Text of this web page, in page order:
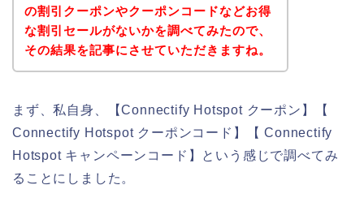
の割引クーポンやクーポンコードなどお得
な割引セールがないかを調べてみたので、
その結果を記事にさせていただきますね。
まず、私自身、【Connectify Hotspot クーポン】【
Connectify Hotspot クーポンコード】【 Connectify
Hotspot キャンペーンコード】という感じで調べてみ
ることにしました。